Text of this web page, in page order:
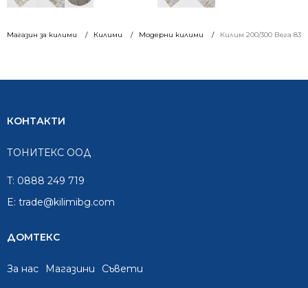
Магазин за килими Килими Модерни килими Килим 200/300 Вега
КОНТАКТИ
ТОНИТЕКС ООД
T: 0888 249 719
E: trade@kilimibg.com
ДОМТЕКС
За нас Mагазини Съвети